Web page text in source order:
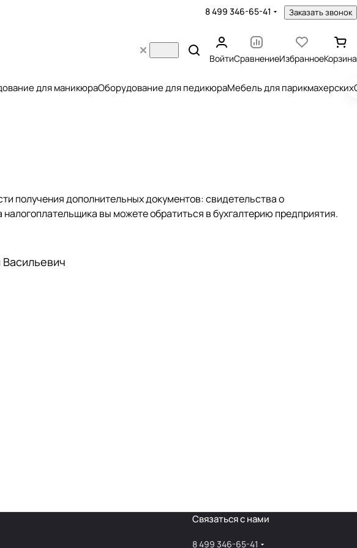
8 499 346-65-41 Заказать звонок
ВойтиСравнениеИзбранноеКорзина
для маникюраОборудование для педикюраМебель для парикмахерских
получения дополнительных документов: свидетельства о
вы можете обратиться в бухгалтерию предприятия.
Связаться с нами
8 499 346-65-41